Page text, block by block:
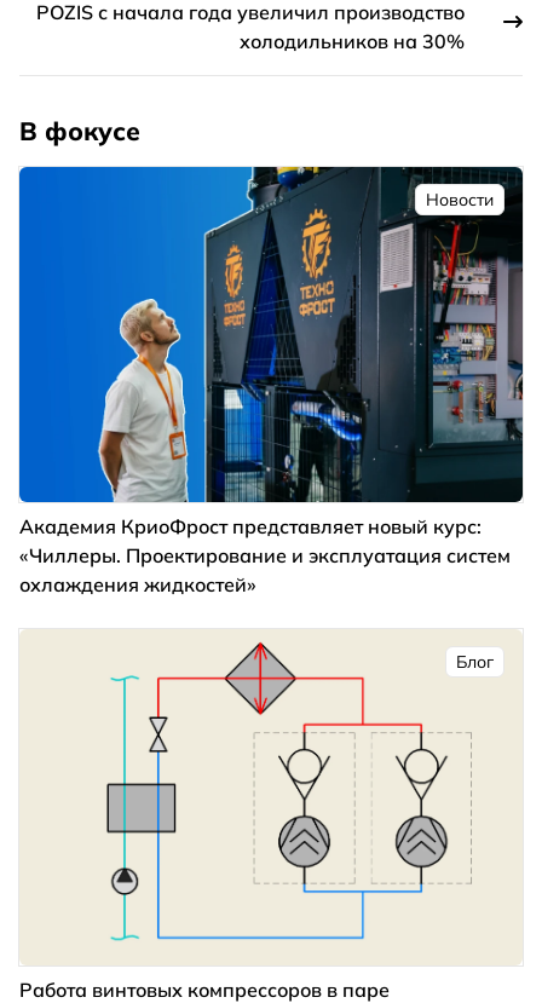
POZIS с начала года увеличил производство
холодильников на 30%
В фокусе
Новости
Академия КриоФрост представляет новый курс:
«Чиллеры. Проектирование и эксплуатация систем
охлаждения жидкостей»
Блог
Работа винтовых компрессоров в паре